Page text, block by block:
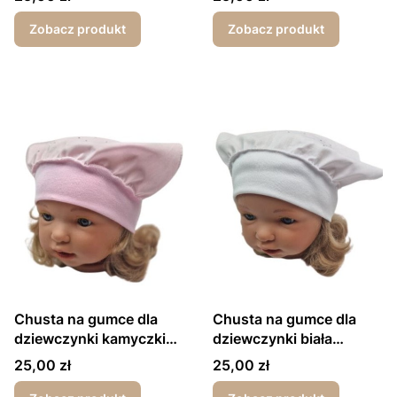
Zobacz produkt Zobacz produkt
Chusta na gumce dla
dziewczynki kamyczki
różowa
Cena
25,00 zł
Chusta na gumce dla
dziewczynki biała
kamyczki chrzest
Cena
25,00 zł